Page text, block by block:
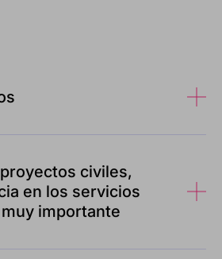
civiles,
en los servicios
importante